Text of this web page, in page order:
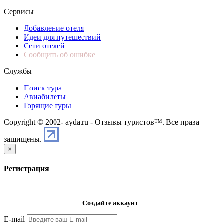
Сервисы
Добавление отеля
Идеи для путешествий
Сети отелей
Сообщить об ошибке
Службы
Поиск тура
Авиабилеты
Горящие туры
Copyright © 2002- ayda.ru - Отзывы туристов™. Все права
защищены.
×
Регистрация
Создайте аккаунт
E-mail